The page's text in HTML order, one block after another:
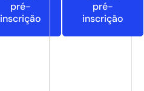
pré-
inscrição
pré-
inscrição